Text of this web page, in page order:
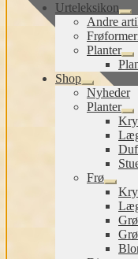
Urteleksikon
Andre
Planter
Shop
Udfold
undermenu
Nyheder
Planter
Frø
Udfold